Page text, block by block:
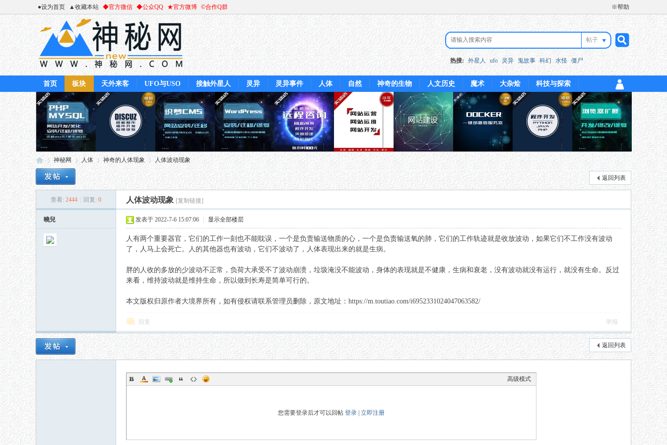
●设为首页 ▲收藏本站 ◆官方微信 ◆公众QQ ★官方微博 ©合作Q群 ※帮助
帖子
搜
索
热搜: 外星人 ufo 灵异 鬼故事 科幻 水怪 僵尸
首页 板块 天外来客 UFO与USO 接触外星人 灵异 灵异事件 人体 自然 神奇的生物 人文历史 魔术 大杂烩 科技与探索
神秘网
›
人体
›
神奇的人体现象
›
人体波动现象
返回列表
查看: 2444 回复: 0 人体波动现象 [复制链接]
曉兒 发表于 2022-7-6 15:07:06 显示全部楼层
人有两个重要器官，它们的工作一刻也不能耽误，一个是负责输送物质的心，一个是负责输送氧的肺，它们的工作轨迹就是收放波动，如果它们不工作没有波动
了，人马上会死亡。人的其他器也有波动，它们不波动了，人体表现出来的就是生病。
胖的人收的多放的少波动不正常，负荷大承受不了波动崩溃，垃圾淹没不能波动， 身体的表现就是不健康，生病和衰老，没有波动就没有运行，就没有生命。反过
来看，维持波动就是维持生命，所以做到长寿是简单可行的。
本文版权归原作者大境界所有，如有侵权请联系管理员删除，原文地址：https://m.toutiao.com/i6952331024047063582/
回复 举报
返回列表
高级模式
您需要登录后才可以回帖 登录 立即注册